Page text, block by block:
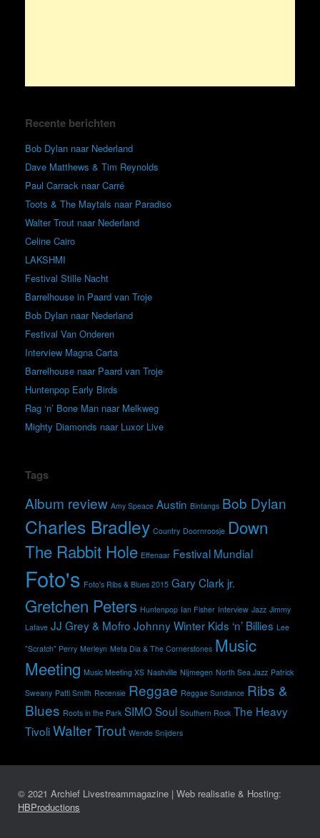
Recente berichten
Bob Dylan naar Nederland
Dave Matthews & Tim Reynolds
Paul Carrack naar Carré
Toots & The Maytals naar Paradiso
Walter Trout naar Nederland
Celine Cairo
LAKSHMI
Festival Stille Nacht
Barrelhouse in Paard van Troje
Bob Dylan naar Nederland
Festival Van Onderen
Interview Magna Carta
Barrelhouse naar Paard van Troje
Huntenpop Early Birds
Rag ‘n’ Bone Man naar Melkweg
Mighty Diamonds naar Luxor Live
Tags
Album review Amy Speace Austin Bintangs Bob Dylan
Charles Bradley Country Doornroosje Down
The Rabbit Hole Effenaar Festival Mundial
Foto's Foto's Ribs & Blues 2015 Gary Clark jr.
Gretchen Peters Huntenpop Ian Fisher Interview Jazz Jimmy
Lafave JJ Grey & Mofro Johnny Winter Kids ‘n’ Billies Lee
"Scratch" Perry Merleyn Meta Dia & The Cornerstones Music
Meeting Music Meeting XS Nashville Nijmegen North Sea Jazz Patrick
Sweany Patti Smith Recensie Reggae Reggae Sundance Ribs &
Blues Roots in the Park SIMOSoul Southern Rock The Heavy
TivoliWalter Trout Wende Snijders
© 2021 Archief Livestreammagazine | Web realisatie & Hosting:
HBProductions